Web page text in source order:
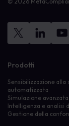
Prodotti
Sensibilizzazione alla
automatizzata
Simulazione
Intelligenza e analisi
Gestione della